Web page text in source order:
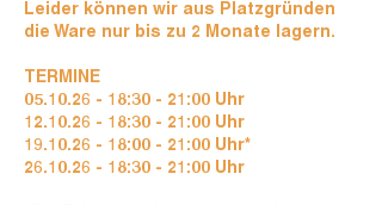
Leider können wir aus Platzgründen
die Ware nur bis zu 2 Monate lagern.
TERMINE
05.10.26 - 18:30 - 21:00 Uhr
12.10.26 - 18:30 - 21:00 Uhr
19.10.26 - 18:00 - 21:00 Uhr*
26.10.26 - 18:30 - 21:00 Uhr